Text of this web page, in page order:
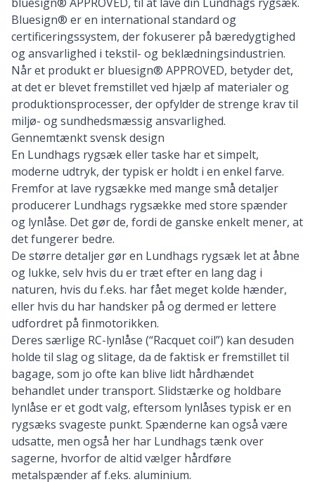
Bluesign® er en international standard og
certificeringssystem, der fokuserer på bæredygtighed
og ansvarlighed i tekstil- og beklædningsindustrien.
Når et produkt er bluesign® APPROVED, betyder det,
at det er blevet fremstillet ved hjælp af materialer og
produktionsprocesser, der opfylder de strenge krav til
miljø- og sundhedsmæssig ansvarlighed.
Gennemtænkt svensk design
En Lundhags rygsæk eller taske har et simpelt,
moderne udtryk, der typisk er holdt i en enkel farve.
Fremfor at lave rygsække med mange små detaljer
producerer Lundhags rygsække med store spænder
og lynlåse. Det gør de, fordi de ganske enkelt mener, at
det fungerer bedre.
De større detaljer gør en Lundhags rygsæk let at åbne
og lukke, selv hvis du er træt efter en lang dag i
naturen, hvis du f.eks. har fået meget kolde hænder,
eller hvis du har handsker på og dermed er lettere
udfordret på finmotorikken.
Deres særlige RC-lynlåse (“Racquet coil”) kan desuden
holde til slag og slitage, da de faktisk er fremstillet til
bagage, som jo ofte kan blive lidt hårdhændet
behandlet under transport. Slidstærke og holdbare
lynlåse er et godt valg, eftersom lynlåses typisk er en
rygsæks svageste punkt. Spænderne kan også være
udsatte, men også her har Lundhags tænk over
sagerne, hvorfor de altid vælger hårdføre
metalspænder af f.eks. aluminium.